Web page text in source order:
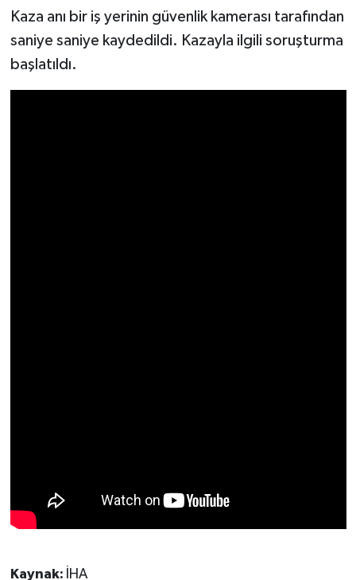
Kaza anı bir iş yerinin güvenlik kamerası tarafından
saniye saniye kaydedildi. Kazayla ilgili soruşturma
başlatıldı.
Kaynak: İHA